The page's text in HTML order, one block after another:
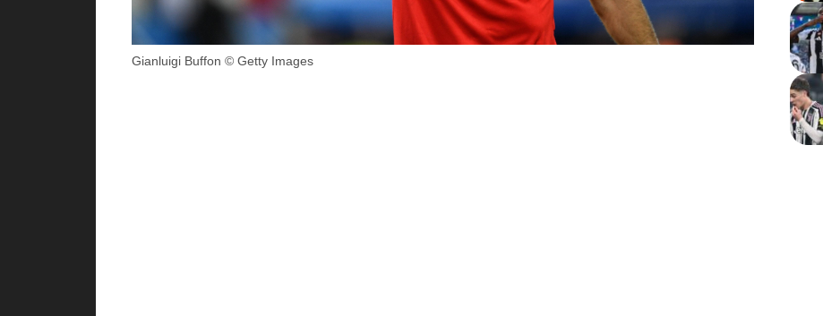
Gianluigi Buffon © Getty Images